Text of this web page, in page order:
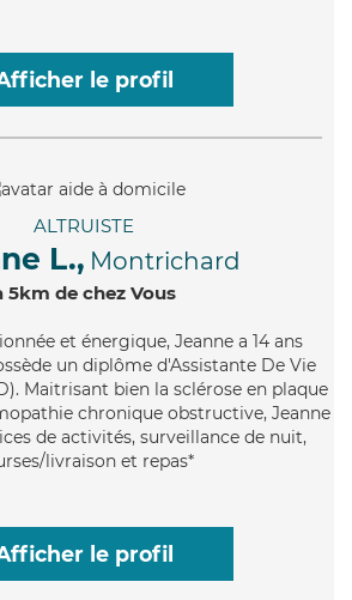
le profil
ALTRUISTE
L., Montrichard
5km de chez Vous
et énergique, Jeanne a 14 ans
un diplôme d'Assistante De Vie
Maitrisant bien la sclérose en plaque
chronique obstructive, Jeanne
de activités, surveillance de nuit,
livraison et repas*
le profil